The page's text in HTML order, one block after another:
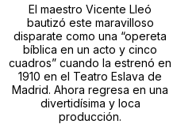
El maestro Vicente Lleó
bautizó este maravilloso
disparate como una “opereta
bíblica en un acto y cinco
cuadros” cuando la estrenó en
1910 en el Teatro Eslava de
Madrid. Ahora regresa en una
divertidísima y loca
producción.